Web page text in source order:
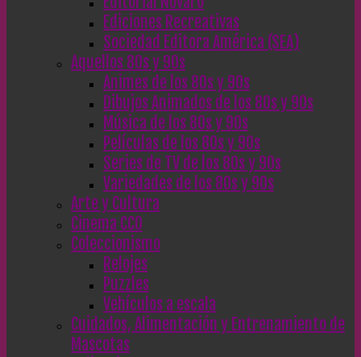
Ediciones Recreativas
Sociedad Editora América (SEA)
Aquellos 80s y 90s
Animes de los 80s y 90s
Dibujos Animados de los 80s y 90s
Música de los 80s y 90s
Películas de los 80s y 90s
Series de TV de los 80s y 90s
Variedades de los 80s y 90s
Arte y Cultura
Cinema CC0
Coleccionismo
Relojes
Puzzles
Vehículos a escala
Cuidados, Alimentación y Entrenamiento de
Mascotas